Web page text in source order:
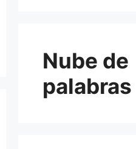
Nube de
palabras